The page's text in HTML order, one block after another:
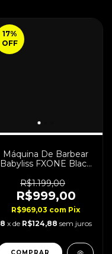
17%
OFF
Máquina De Barbear
Babyliss FXONE Black
R$1.199,00
R$999,00
R$969,03 com Pix
8 x de R$124,88 sem juros